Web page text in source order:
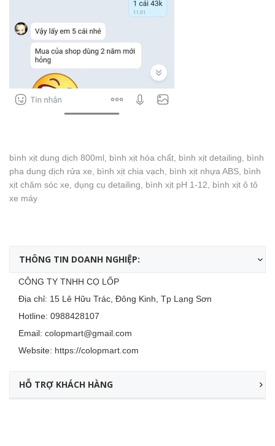
bình xịt dung dịch 800ml, bình xịt hóa chất, bình xịt detailing, bình
pha dung dịch rửa xe, bình xịt chia vạch, bình xịt nhựa ABS, bình
xịt chăm sóc xe, dụng cụ detailing, bình xịt pH 1-12, bình xịt ô tô
xe máy
THÔNG TIN DOANH NGHIỆP:
CÔNG TY TNHH CỌ LỐP
Địa chỉ: 15 Lê Hữu Trác, Đông Kinh, Tp Lạng Sơn
Hotline: 0988428107
Email: colopmart@gmail.com
Website: https://colopmart.com
HỖ TRỢ KHÁCH HÀNG